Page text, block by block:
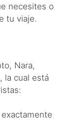
necesites o
tu viaje.
Nara,
, la cual está